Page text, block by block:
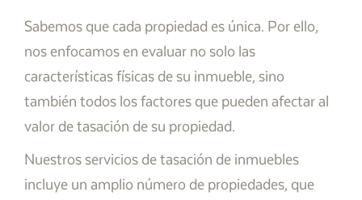
Sabemos que cada propiedad es única. Por ello,
nos enfocamos en evaluar no solo las
características físicas de su inmueble, sino
también todos los factores que pueden afectar al
valor de tasación de su propiedad.
Nuestros servicios de tasación de inmuebles
incluye un amplio número de propiedades, que